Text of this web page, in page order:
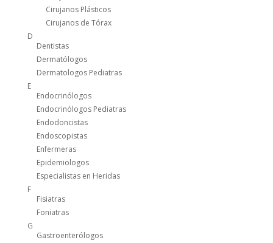
Cirujanos Plásticos
Cirujanos de Tórax
D
Dentistas
Dermatólogos
Dermatologos Pediatras
E
Endocrinólogos
Endocrinólogos Pediatras
Endodoncistas
Endoscopistas
Enfermeras
Epidemiologos
Especialistas en Heridas
F
Fisiatras
Foniatras
G
Gastroenterólogos